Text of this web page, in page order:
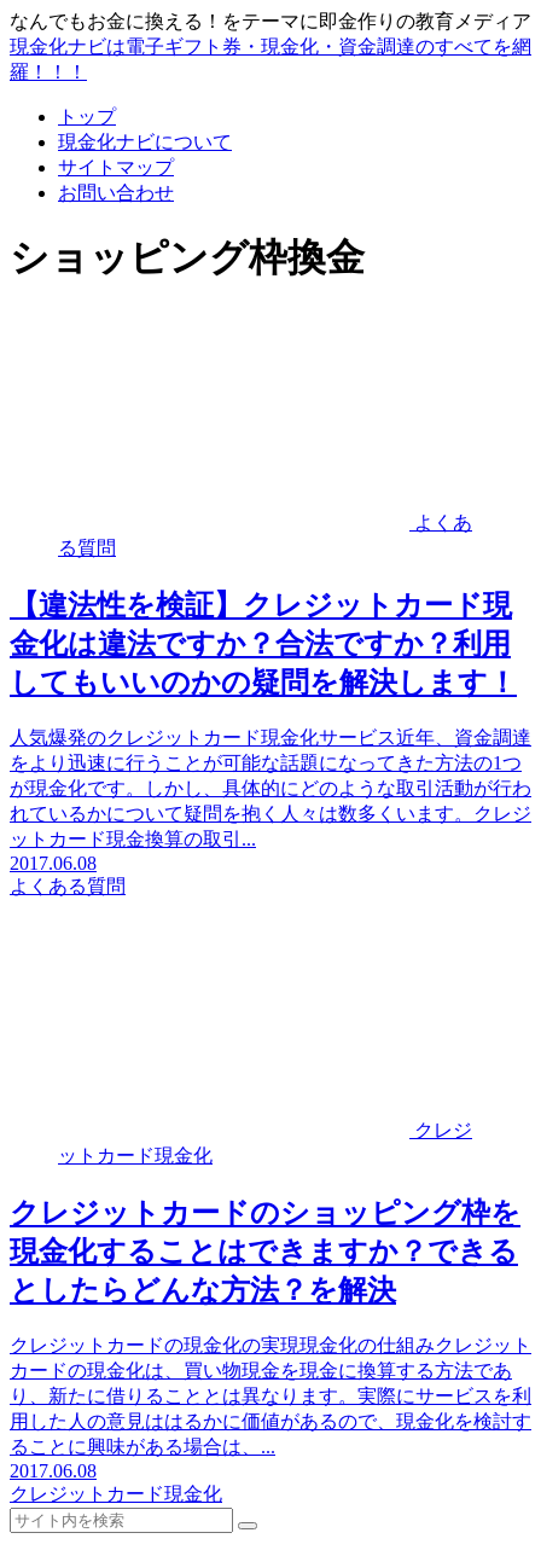
なんでもお金に換える！をテーマに即金作りの教育メディア
現金化ナビは電子ギフト券・現金化・資金調達のすべてを網
羅！！！
トップ
現金化ナビについて
サイトマップ
お問い合わせ
ショッピング枠換金
よくあ
る質問
【違法性を検証】クレジットカード現
金化は違法ですか？合法ですか？利用
してもいいのかの疑問を解決します！
人気爆発のクレジットカード現金化サービス近年、資金調達
をより迅速に行うことが可能な話題になってきた方法の1つ
が現金化です。しかし、具体的にどのような取引活動が行わ
れているかについて疑問を抱く人々は数多くいます。クレジ
ットカード現金換算の取引...
2017.06.08
よくある質問
クレジ
ットカード現金化
クレジットカードのショッピング枠を
現金化することはできますか？できる
としたらどんな方法？を解決
クレジットカードの現金化の実現現金化の仕組みクレジット
カードの現金化は、買い物現金を現金に換算する方法であ
り、新たに借りることとは異なります。実際にサービスを利
用した人の意見ははるかに価値があるので、現金化を検討す
ることに興味がある場合は、...
2017.06.08
クレジットカード現金化